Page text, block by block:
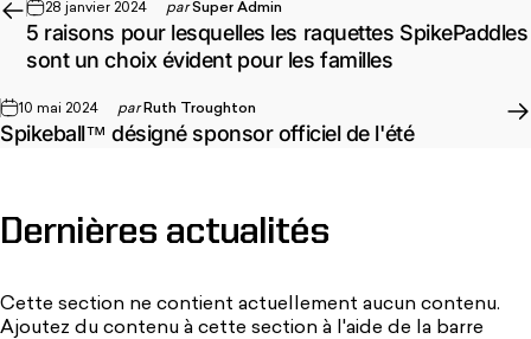
28 janvier 2024 parSuper Admin
5 raisons pour lesquelles les raquettes SpikePaddles
sont un choix évident pour les familles
10 mai 2024 par Ruth Troughton
Spikeball™ désigné sponsor officiel de l'été
Dernières actualités
Cette section ne contient actuellement aucun contenu.
Ajoutez du contenu à cette section à l'aide de la barre